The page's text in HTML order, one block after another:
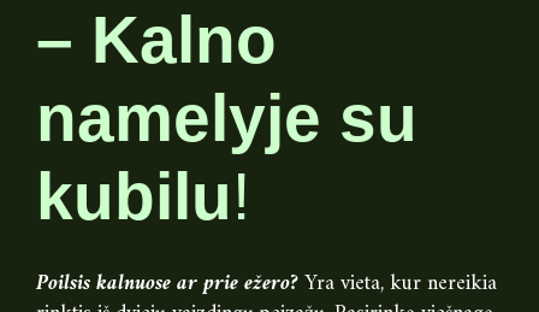
– Kalno
namelyje su
kubilu!
Poilsis kalnuose ar prie ežero?Yra vieta, kur nereikia